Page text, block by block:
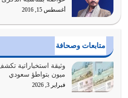
أكثر ضعفاً
يوليو 30, 2026
وعد الله تعالى من يُقتل في سبيله
والاستبشار والنجاة والخلود في…
يوليو 29, 2026
القرآن الكريم هو أهم مصدر لمعرفة
معرفة شخصيته معرفة عظمته
أغسطس 15, 2016
متابعات وصحافة
وثيقة استخباراتية
ميون بتواطؤ سعودي
فبراير 3, 2026